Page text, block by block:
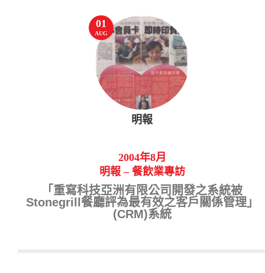
01
AUG
明報
2004年8月
明報 – 餐飲業專訪
「重寫科技亞洲有限公司開發之系統被
Stonegrill餐廳評為最有效之客戶關係管理」
(CRM)系統